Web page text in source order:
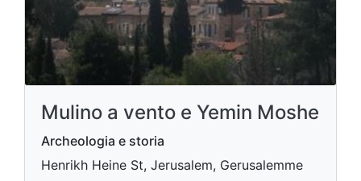
Mulino a vento e Yemin Moshe
Archeologia e storia
Henrikh Heine St, Jerusalem, Gerusalemme